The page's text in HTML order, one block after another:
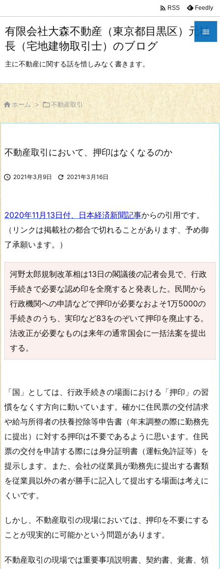
有限会社大森不動産（東京都目黒区）元社
長（宅地建物取引士）のブログ
主に不動産に関する話を惜しみなく書きます。

サイド

前へ
 RSS Feedly
 ホーム > 不動産取引
不動産取引において、押印はなくなるのか
 2021年3月9日  2021年3月16日
2020年11月13日付、日本経済新聞記事からの引用です。
（リンクは掲載社の都合で切れることがあります、予め御
了承願います。）
河野太郎規制改革相は13日の閣議後の記者会見で、行政
手続きで必要な認め印を全廃すると発表した。民間から
行政機関への申請などで押印が必要なおよそ1万5000の
手続きのうち、実印など83をのぞいて押印を廃止する。
法改正が必要なものは来年の通常国会に一括法案を提出
する。
「国」としては、行政手続きの場面における「押印」の習
慣をなくす方向に動いています。確かに住民票の交付請求
や給与所得者の扶養控除等申告書（年末調整の際に勤務先
に提出）に対する押印は不要であるように思います。住民
票の交付を申請する際には身分証明書（運転免許証等）を
提示します。また、会社の従業員が勤務先に提出する書類
を従業員以外の者が勝手に記入して提出する場面は考えに
くいです。
しかし、不動産取引の現場においては、押印を不要にする
ことが現実的に可能かという問題があります。
不動産取引の現場では重要事項説明書、契約書、覚書、領